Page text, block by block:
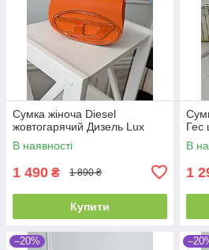
Сумка жіноча Diesel
жовтогарячий Дизель Lux
В наявності
1 490 ₴ 1 890 ₴
Купити
Гес
В
1
–20%